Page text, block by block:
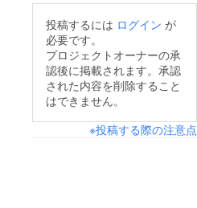
投稿するには ログイン が
必要です。
プロジェクトオーナーの承
認後に掲載されます。承認
された内容を削除すること
はできません。
※投稿する際の注意点